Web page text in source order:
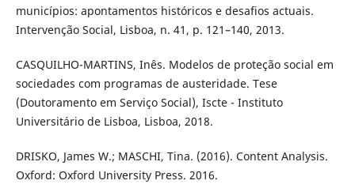
municípios: apontamentos históricos e desafios actuais.
Intervenção Social, Lisboa, n. 41, p. 121–140, 2013.
CASQUILHO-MARTINS, Inês. Modelos de proteção social em
sociedades com programas de austeridade. Tese
(Doutoramento em Serviço Social), Iscte - Instituto
Universitário de Lisboa, Lisboa, 2018.
DRISKO, James W.; MASCHI, Tina. (2016). Content Analysis.
Oxford: Oxford University Press. 2016.